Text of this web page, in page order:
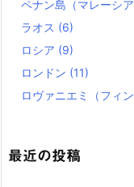
ペナン島（マレーシア
ラオス (6)
ロシア (9)
ロンドン (11)
ロヴァニエミ（フィ
最近の投稿